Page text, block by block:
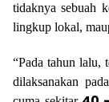
tidaknya sebuah
lingkup lokal,
“Pada tahun lalu,
dilaksanakan